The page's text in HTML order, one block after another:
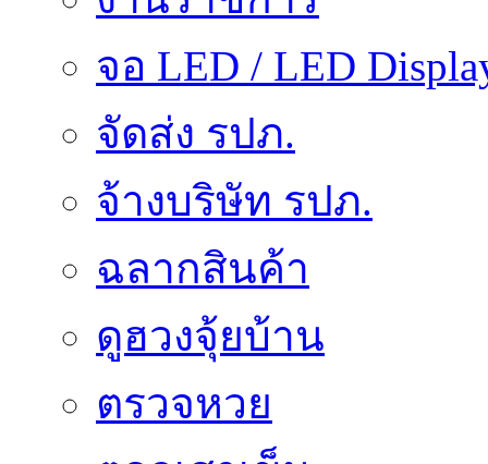
จอ LED / LED
จัดส่ง รปภ.
จ้างบริษัท รปภ.
ฉลากสินค้า
ดูฮวงจุ้ยบ้าน
ตรวจหวย